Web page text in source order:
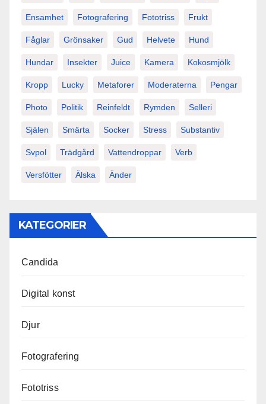
Ensamhet Fotografering Fototriss Frukt
Fåglar Grönsaker Gud Helvete Hund
Hundar Insekter Juice Kamera Kokosmjölk
Kropp Lucky Metaforer Moderaterna Pengar
Photo Politik Reinfeldt Rymden Selleri
Själen Smärta Socker Stress Substantiv
Svpol Trädgård Vattendroppar Verb
Versfötter Älska Änder
KATEGORIER
Candida
Digital konst
Djur
Fotografering
Fototriss